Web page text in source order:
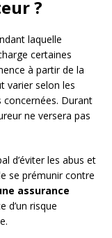
?
laquelle
certaines
à partir de la
varier selon les
concernées. Durant
ne versera pas
d’éviter les abus et
se prémunir contre
assurance
d’un risque